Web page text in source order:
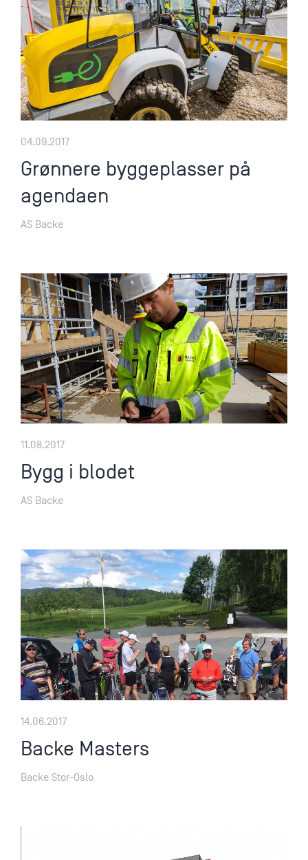
04.09.2017
Grønnere byggeplasser på
agendaen
AS Backe
11.08.2017
Bygg i blodet
AS Backe
14.06.2017
Backe Masters
Backe Stor-Oslo